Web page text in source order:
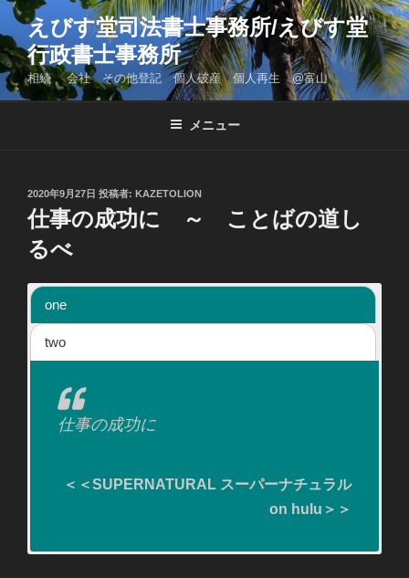
コ
ン
テ
ン
ツ
えびす堂司法書士事務所/えびす堂
行政書士事務所
相続 会社 その他登記 個人破産 個人再生 @富山
メニュー
投
稿
日:
2020年9月27日 投稿者: KAZETOLION
仕事の成功に ～ ことばの道し
るべ
one
two
仕事の成功に
＜＜SUPERNATURAL スーパーナチュラル
on hulu＞＞